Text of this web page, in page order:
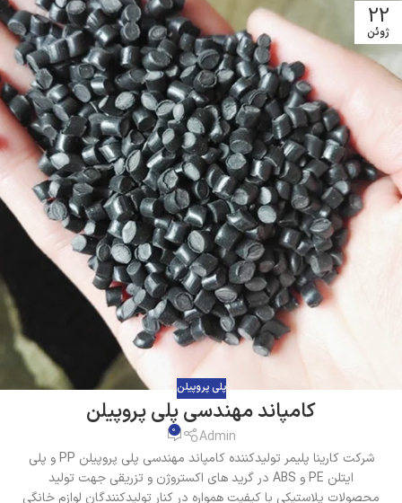
22
ژوئن
پلی پروپیلن
کامپاند مهندسی پلی پروپیلن
Admin
0
شرکت کارینا پلیمر تولیدکننده کامپاند مهندسی پلی پروپیلن PP و پلی
ایتلن PE و ABS در گرید های اکستروژن و تزریقی جهت تولید
محصولات پلاستیکی با کیفیت همواره در کنار تولیدکنندگان لوازم خانگی